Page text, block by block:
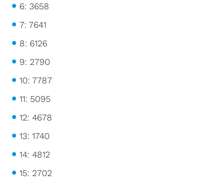
6: 3658
7: 7641
8: 6126
9: 2790
10: 7787
11: 5095
12: 4678
13: 1740
14: 4812
15: 2702